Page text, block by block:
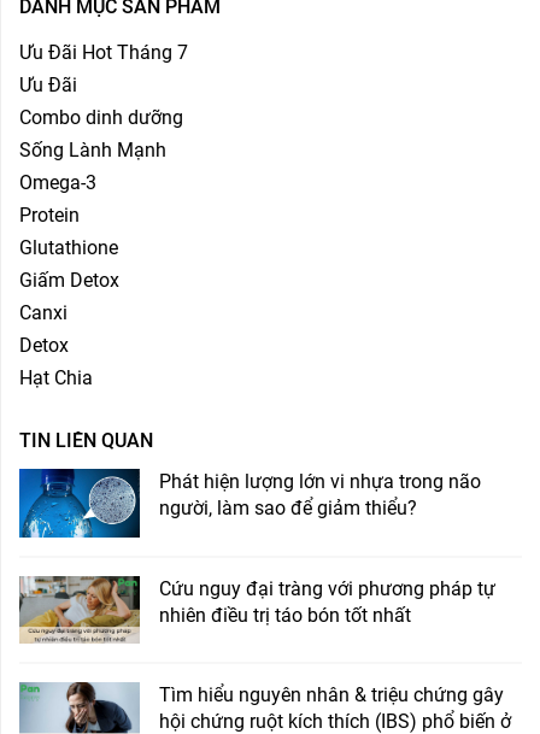
DANH MỤC SẢN PHẨM
Ưu Đãi Hot Tháng 7
Ưu Đãi
Combo dinh dưỡng
Sống Lành Mạnh
Omega-3
Protein
Glutathione
Giấm Detox
Canxi
Detox
Hạt Chia
TIN LIÊN QUAN
Phát hiện lượng lớn vi nhựa trong não
người, làm sao để giảm thiểu?
Cứu nguy đại tràng với phương pháp tự
nhiên điều trị táo bón tốt nhất
Tìm hiểu nguyên nhân & triệu chứng gây
hội chứng ruột kích thích (IBS) phổ biến ở